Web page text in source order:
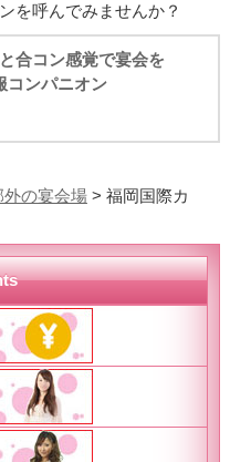
を呼んでみませんか？
合コン感覚で宴会を
コンパニオン
外の宴会場> 福岡国際カ